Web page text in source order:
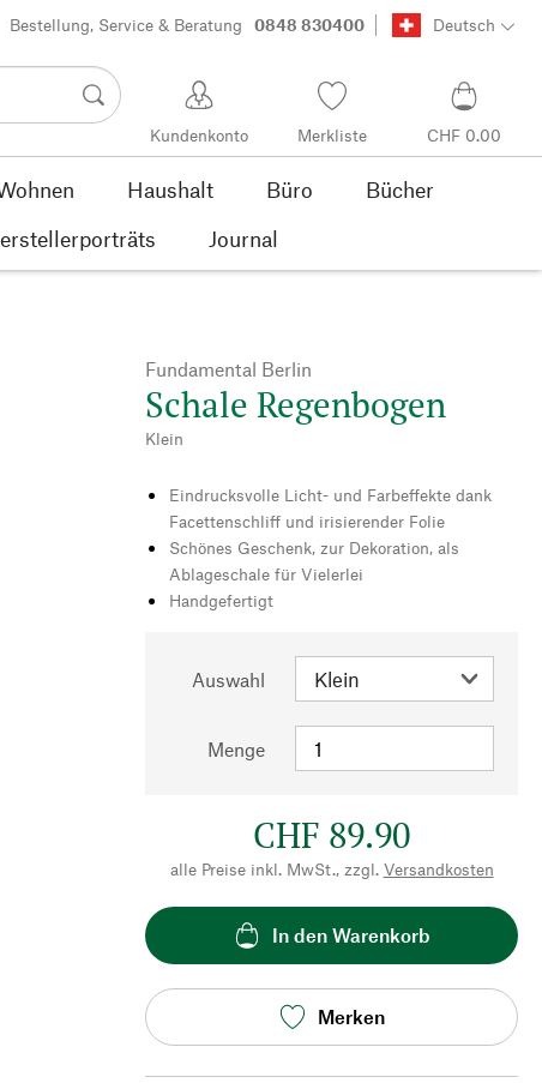
Bestellung, Service & Beratung 0848 830400 Deutsch
Kundenkonto Merkliste CHF 0.00
Haushalt Büro
Bücher
Journal
Fundamental Berlin
Schale Regenbogen
Klein
Eindrucksvolle Licht- und Farbeffekte dank
Facettenschliff und irisierender Folie
Schönes Geschenk, zur Dekoration, als
Ablageschale für Vielerlei
Handgefertigt
Auswahl
Menge
CHF 89.90
alle Preise inkl. MwSt., zzgl. Versandkosten
In den Warenkorb
Merken